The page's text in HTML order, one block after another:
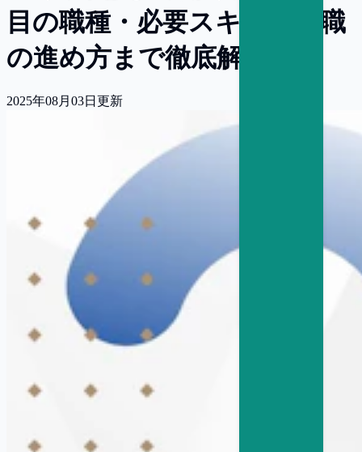
目の職種・必要スキル・転職
の進め方まで徹底解説
2025年08月03日 更新